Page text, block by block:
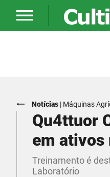
Notícias | Máquinas
Qu4ttuor
em ativos
Treinamento é
Laboratório